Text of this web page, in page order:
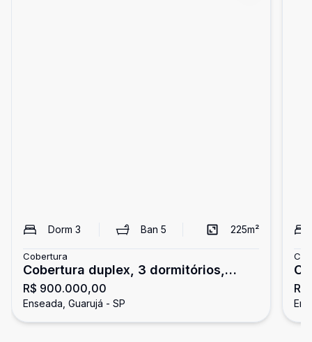
Dorm 3 Ban5 225m²
Cobertura
Cobertura duplex, 3 dormitórios,
Enseada, Guarujá
R$ 900.000,00
Enseada, Guarujá - SP